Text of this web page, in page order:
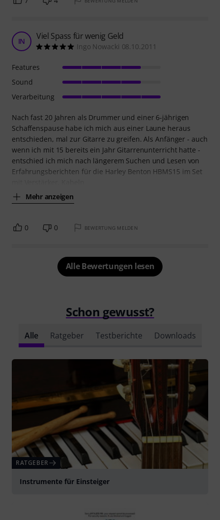
IN Viel Spass für wenig Geld
Ingo Nowacki 08.10.2011
Nach fast 20 Jahren als Drummer und einer 6-jährigen
Schaffenspause habe ich mich aus einer Laune heraus
entschieden, mal zur Gitarre zu greifen. Als Anfänger - auch
wenn ich mit 15 bereits ein Jahr Gitarrenunterricht hatte -
entschied ich mich nach längerem Suchen und Lesen von
Erfahrungsberichten für die Harley Benton HBMS15 im Set
Mehr anzeigen
Features
Sound
Verarbeitung
0 0 BEWERTUNG MELDEN
Alle Bewertungen lesen
Schon gewusst?
Alle Ratgeber Testberichte Downloads
RATGEBER
Instrumente für Einsteiger